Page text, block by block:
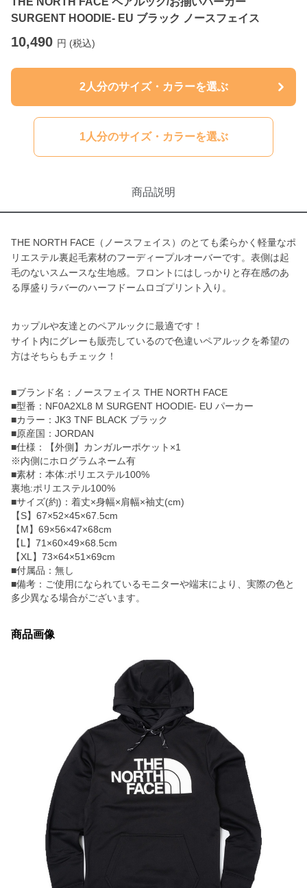
SURGENT HOODIE- EU ブラック ノースフェイス
10,490 円 (税込)
2人分のサイズ・カラーを選ぶ
1人分のサイズ・カラーを選ぶ
商品説明
THE NORTH FACE（ノースフェイス）のとても柔らかく軽量なポ
リエステル裏起毛素材のフーディープルオーバーです。表側は起
毛のないスムースな生地感。フロントにはしっかりと存在感のあ
る厚盛りラバーのハーフドームロゴプリント入り。
カップルや友達とのペアルックに最適です！
サイト内にグレーも販売しているので色違いペアルックを希望の
方はそちらもチェック！
■ブランド名：ノースフェイス THE NORTH FACE
■型番：NF0A2XL8 M SURGENT HOODIE- EU パーカー
■カラー：JK3 TNF BLACK ブラック
■原産国：JORDAN
■仕様：【外側】カンガルーポケット×1
※内側にホログラムネーム有
■素材：本体:ポリエステル100%
裏地:ポリエステル100%
■サイズ(約)：着丈×身幅×肩幅×袖丈(cm)
【S】67×52×45×67.5cm
【M】69×56×47×68cm
【L】71×60×49×68.5cm
【XL】73×64×51×69cm
■付属品：無し
■備考：ご使用になられているモニターや端末により、実際の色と
多少異なる場合がございます。
商品画像